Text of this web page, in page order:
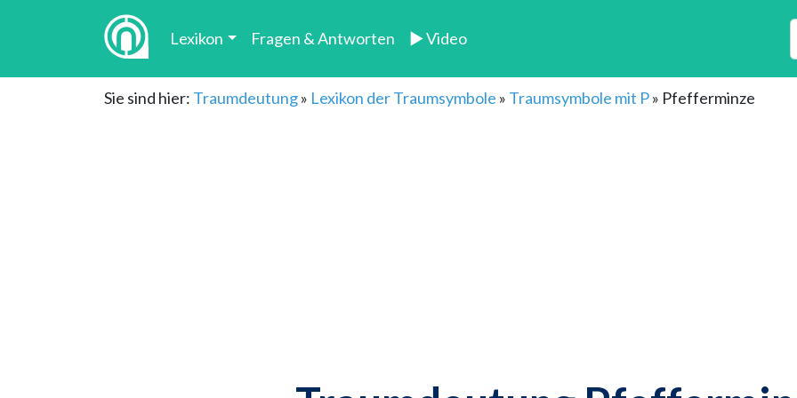
Lexikon Fragen & Antworten ► Video
Sie sind hier: Traumdeutung» Lexikon der Traumsymbole » Traumsymbole mit P» Pfefferminze